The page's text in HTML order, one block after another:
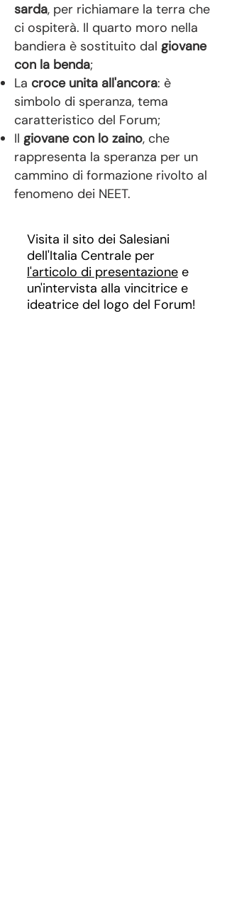
sarda, per richiamare la terra che
ci ospiterà. Il quarto moro nella
bandiera è sostituito dal giovane
con la benda;
La croce unita all'ancora: è
simbolo di speranza, tema
caratteristico del Forum;
Il giovane con lo zaino, che
rappresenta la speranza per un
cammino di formazione rivolto al
fenomeno dei NEET.
Visita il sito dei Salesiani
dell'Italia Centrale per
l'articolo di presentazione e
un'intervista alla vincitrice e
ideatrice del logo del Forum!